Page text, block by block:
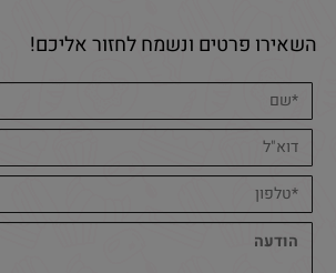
השאירו פרטים ונשמח לחזור אליכם!